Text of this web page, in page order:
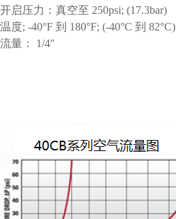
开启压力：真空至 250psi; (17.3bar)
温度; -40°F 到 180°F; (-40°C 到 82°C)
流量：
1/4"